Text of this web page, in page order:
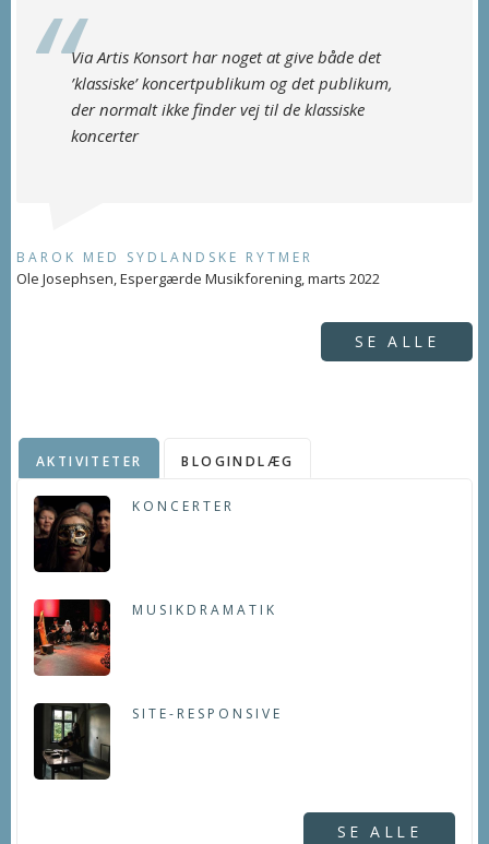
Via Artis Konsort har noget at give både det
’klassiske’ koncertpublikum og det publikum,
der normalt ikke finder vej til de klassiske
koncerter
BAROK MED SYDLANDSKE RYTMER
Ole Josephsen, Espergærde Musikforening, marts 2022
SE ALLE
AKTIVITETER BLOGINDLÆG
KONCERTER
MUSIKDRAMATIK
SITE-RESPONSIVE
SE ALLE